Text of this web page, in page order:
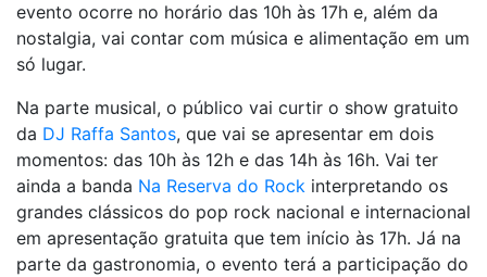
evento ocorre no horário das 10h às 17h e, além da
nostalgia, vai contar com música e alimentação em um
só lugar.
Na parte musical, o público vai curtir o show gratuito
da DJ Raffa Santos, que vai se apresentar em dois
momentos: das 10h às 12h e das 14h às 16h. Vai ter
ainda a banda Na Reserva do Rock interpretando os
grandes clássicos do pop rock nacional e internacional
em apresentação gratuita que tem início às 17h. Já na
parte da gastronomia, o evento terá a participação do